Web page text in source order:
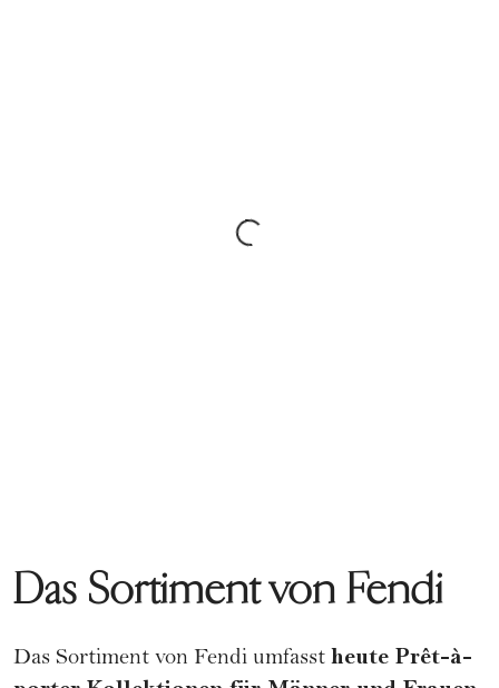
Das Sortiment von Fendi
Das Sortiment von Fendi umfasst heute Prêt-à-